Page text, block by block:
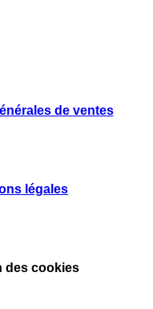
de ventes
légales
des cookies